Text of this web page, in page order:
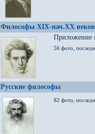
Философы XIX-нач.XX веков
Приложение
56 фото,
Русские философы
82 фото,